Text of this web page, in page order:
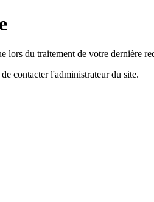
lors du traitement de votre dernière
contacter l'administrateur du site.